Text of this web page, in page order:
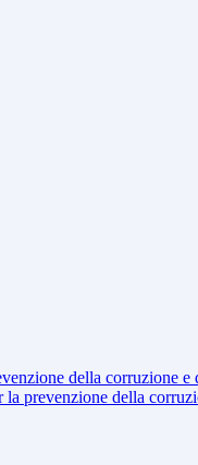
della corruzione e
la prevenzione della